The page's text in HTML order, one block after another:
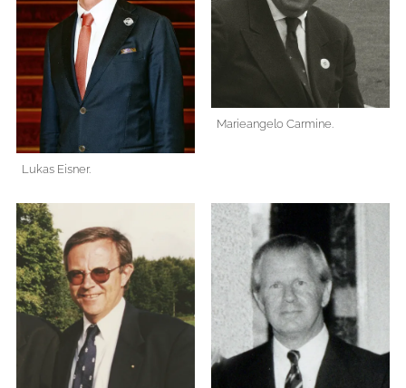
Lukas Eisner.
Marieangelo Carmine.